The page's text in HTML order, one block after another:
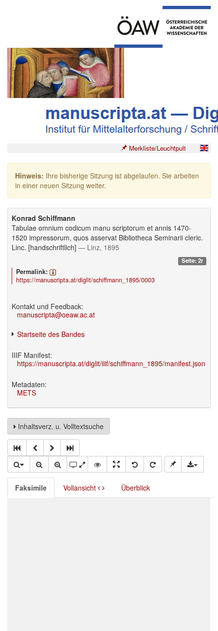
Merkliste/Leuchtpult
Hinweis: Ihre bisherige Sitzung ist abgelaufen. Sie arbeiten
in einer neuen Sitzung weiter.
Konrad Schiffmann
Tabulae omnium codicum manu scriptorum et annis 1470-
1520 impressorum, quos asservat Bibliotheca Seminarii cleric.
Linc. [handschriftlich] — Linz, 1895
Seite: 2r
Permalink:
https://manuscripta.at/diglit/schiffmann_1895/0003
Kontakt und Feedback:
manuscripta@oeaw.ac.at
Startseite des Bandes
IIIF Manifest:
https://manuscripta.at/diglit/iiif/schiffmann_1895/manifest.json
Metadaten:
METS
Inhaltsverz. u. Volltextsuche
Faksimile Vollansicht Überblick